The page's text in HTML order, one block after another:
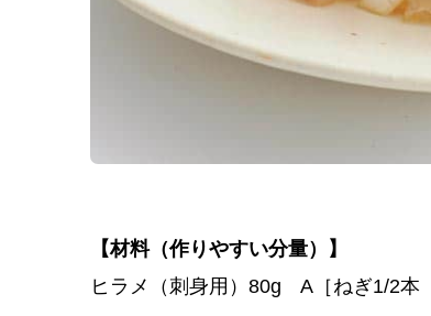
【材料（作りやすい分量）】
ヒラメ（刺身用）80g A［ねぎ1/2